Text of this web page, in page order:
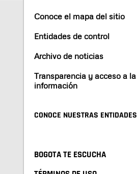
Conoce el mapa del sitio
Entidades de control
Archivo de noticias
Transparencia y acceso a la
información
CONOCE NUESTRAS ENTIDADES
BOGOTA TE ESCUCHA